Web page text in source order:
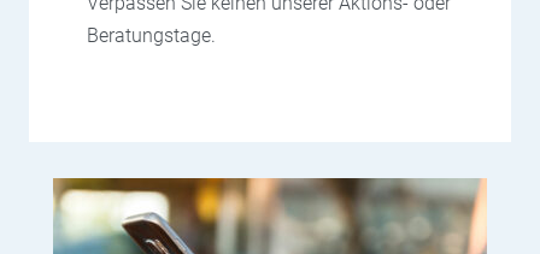
Beratungstage.